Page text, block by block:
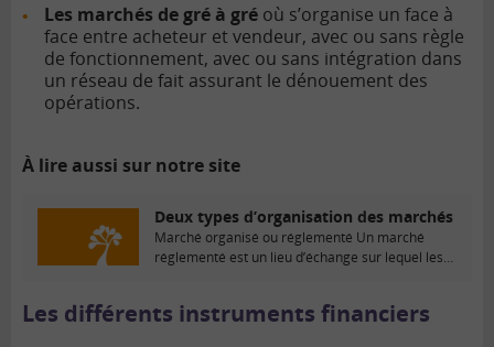
Les marchés de gré à gré où s’organise un face à
face entre acheteur et vendeur, avec ou sans règle
de fonctionnement, avec ou sans intégration dans
un réseau de fait assurant le dénouement des
opérations.
À lire aussi sur notre site
Deux types d’organisation des marchés
Marché organisé ou réglementé Un marché
réglementé est un lieu d’échange sur lequel les
Les différents instruments financiers